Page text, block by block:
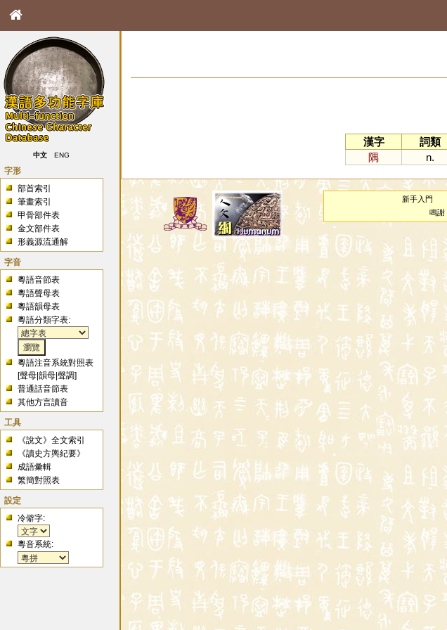
中文 ENG
字形
部首索引
筆畫索引
甲骨部件表
金文部件表
形義源流通解
字音
粵語音節表
粵語聲母表
粵語韻母表
粵語分類字表:
粵語注音系統對照表
[聲母 |韻母 |聲調]
普通話音節表
其他方言讀音
工具
《說文》全文索引
《讀史方輿紀要》
成語彙輯
繁簡對照表
設定
冷僻字:
粵音系統:
漢字
詞類
隅
n.
新手入門
鳴謝